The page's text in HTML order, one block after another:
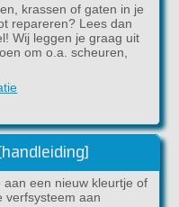
krassen of gaten in je
repareren? Lees dan
Wij leggen je graag uit
om o.a. scheuren,
aan een nieuw kleurtje of
verfsysteem aan